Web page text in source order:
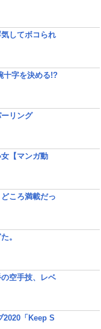
してボコられ
十字を決める!?
リング
【マンガ動
ころ満載だっ
。
空手技、レベ
2020「Keep S